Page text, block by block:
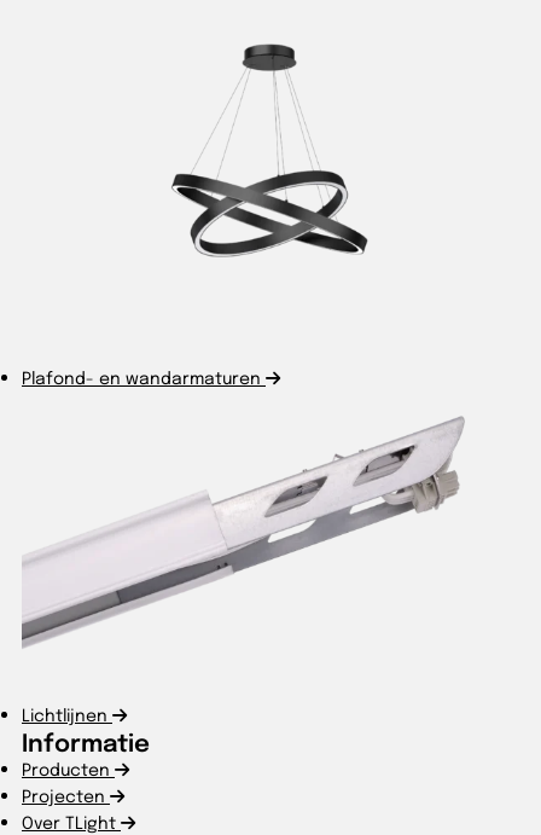
Plafond- en wandarmaturen
Lichtlijnen
Informatie
Producten
Projecten
Over TLight